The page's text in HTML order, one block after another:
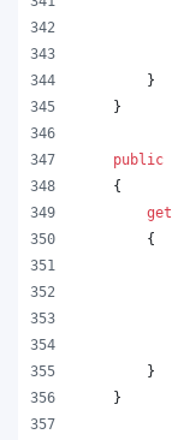
}
}
public
{
get
{
}
}